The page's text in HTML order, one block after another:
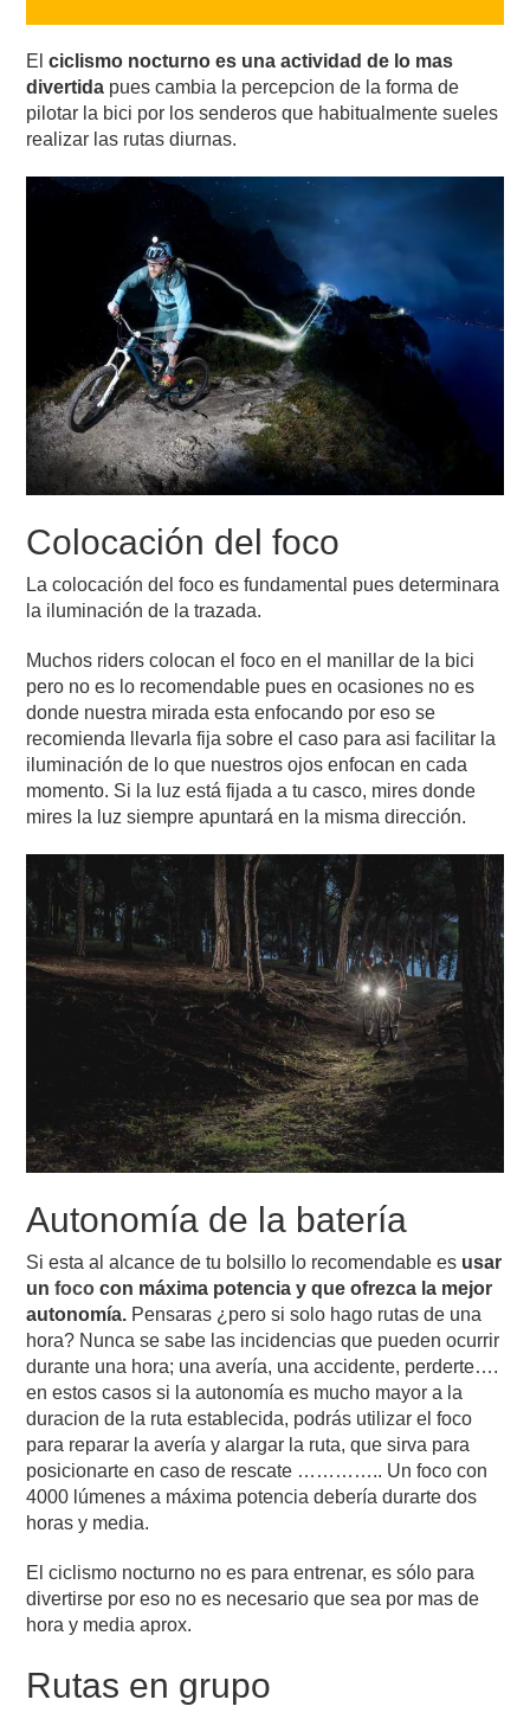
Elciclismo nocturno es una actividad de lo mas
divertida pues cambia la percepcion de la forma de
pilotar la bici por los senderos que habitualmente sueles
realizar las rutas diurnas.
Colocación del foco
La colocación del foco es fundamental pues determinara
la iluminación de la trazada.
Muchos riders colocan el foco en el manillar de la bici
pero no es lo recomendable pues en ocasiones no es
donde nuestra mirada esta enfocando por eso se
recomienda llevarla fija sobre el caso para asi facilitar la
iluminación de lo que nuestros ojos enfocan en cada
momento. Si la luz está fijada a tu casco, mires donde
mires la luz siempre apuntará en la misma dirección.
Autonomía de la batería
Si esta al alcance de tu bolsillo lo recomendable es usar
unfococon máxima potencia y que ofrezca la mejor
autonomía. Pensaras ¿pero si solo hago rutas de una
hora? Nunca se sabe las incidencias que pueden ocurrir
durante una hora; una avería, una accidente, perderte….
en estos casos si la autonomía es mucho mayor a la
duracion de la ruta establecida, podrás utilizar el foco
para reparar la avería y alargar la ruta, que sirva para
posicionarte en caso de rescate ………….. Un foco con
4000 lúmenes a máxima potencia debería durarte dos
horas y media.
El ciclismo nocturno no es para entrenar, es sólo para
divertirse por eso no es necesario que sea por mas de
hora y media aprox.
Rutas en grupo